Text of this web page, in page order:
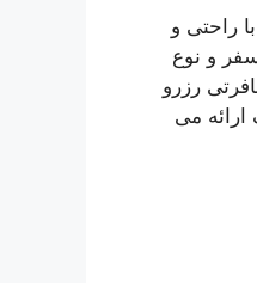
راحتی و
و نوع
رزرو
می‌